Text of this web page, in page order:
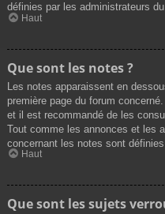
définies par les administrateurs
Haut
Que sont les notes ?
Les notes apparaissent en
première page du forum
et il est recommandé de les
Tout comme les annonces et les
concernant les notes sont
Haut
Que sont les sujets